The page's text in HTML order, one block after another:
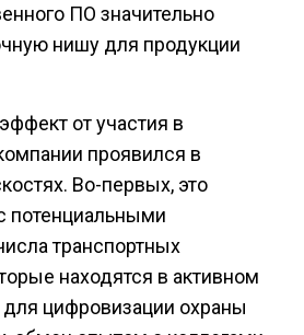
ПО значительно
нишу для продукции
от участия в
проявился в
Во-первых, это
потенциальными
транспортных
находятся в активном
цифровизации охраны